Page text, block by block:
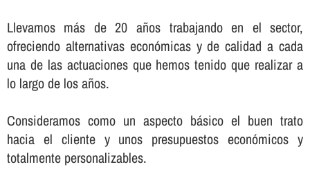
Llevamos más de 20 años trabajando en el sector,
ofreciendo alternativas económicas y de calidad a cada
una de las actuaciones que hemos tenido que realizar a
lo largo de los años.
Consideramos como un aspecto básico el buen trato
hacia el cliente y unos presupuestos económicos y
totalmente personalizables.